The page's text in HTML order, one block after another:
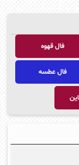
فال قهوه
فال عطسه